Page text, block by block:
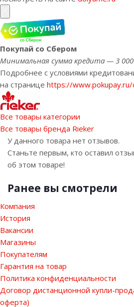
Покупай со Сбером
Минимальная сумма кредита — 3 000
Подробнее с условиями
на странице https://
Все товары категории
Все товары бренда Rieker
У данного товара нет отзывов.
Станьте первым, кто оставил
об этом товаре!
Ранее вы смотрели
Компания
История
Вакансии
Магазины
Покупателям
Гарантия на товар
Политика конфиденциальности
Договор дистанционной купли-
оферта)